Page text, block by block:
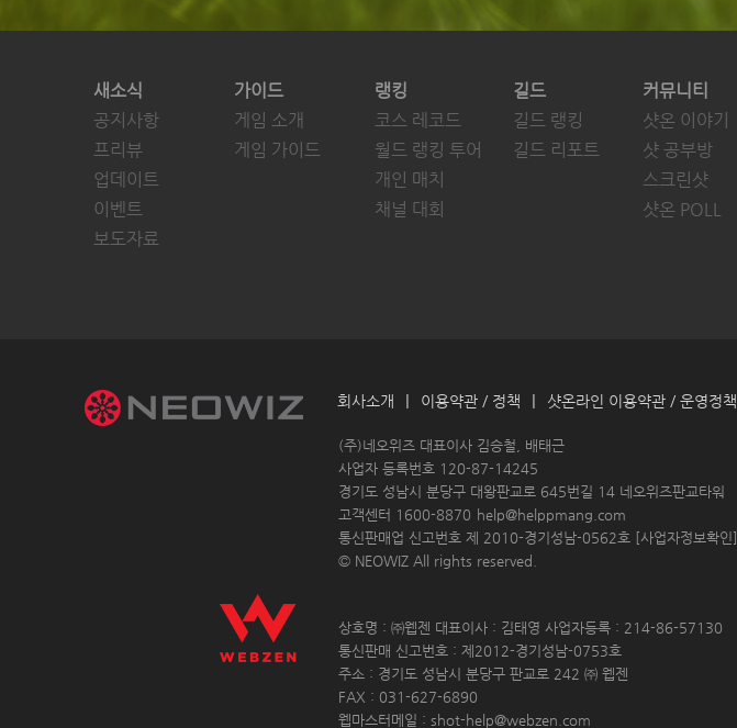
새소식
공지사항
프리뷰
업데이트
이벤트
보도자료
가이드
게임 소개
게임 가이드
랭킹
코스 레코드
월드 랭킹 투어
개인 매치
채널 대회
길드
길드 랭킹
길드 리포트
커뮤니티
샷온 이야기
샷 공부방
스크린샷
샷온 POLL
회사소개 | 이용약관 / 정책 | 샷온라인 이용약관 / 운영정책
(주)네오위즈 대표이사 김승철, 배태근
사업자 등록번호 120-87-14245
경기도 성남시 분당구 대왕판교로 645번길 14 네오위즈판교타워
고객센터 1600-8870 help@helppmang.com
통신판매업 신고번호 제 2010-경기성남-0562호 [사업자정보확인]
© NEOWIZ All rights reserved.
상호명 : ㈜웹젠 대표이사 : 김태영 사업자등록 : 214-86-57130
통신판매 신고번호 : 제2012-경기성남-0753호
주소 : 경기도 성남시 분당구 판교로 242 ㈜ 웹젠
FAX : 031-627-6890
웹마스터메일 : shot-help@webzen.com